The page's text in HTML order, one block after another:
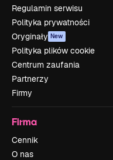
Regulamin serwisu
Polityka prywatności
Oryginały New
Polityka plików cookie
Centrum zaufania
Partnerzy
Firmy
Firma
Cennik
O nas